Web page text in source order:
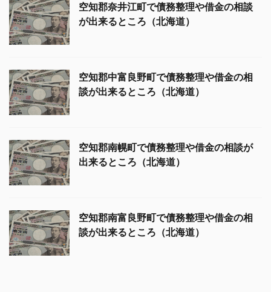
空知郡奈井江町で債務整理や借金の相談
が出来るところ（北海道）
空知郡中富良野町で債務整理や借金の相
談が出来るところ（北海道）
空知郡南幌町で債務整理や借金の相談が
出来るところ（北海道）
空知郡南富良野町で債務整理や借金の相
談が出来るところ（北海道）